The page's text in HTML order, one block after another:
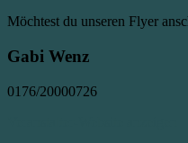
Möchtest du unseren Flyer
Gabi Wenz
0176/20000726